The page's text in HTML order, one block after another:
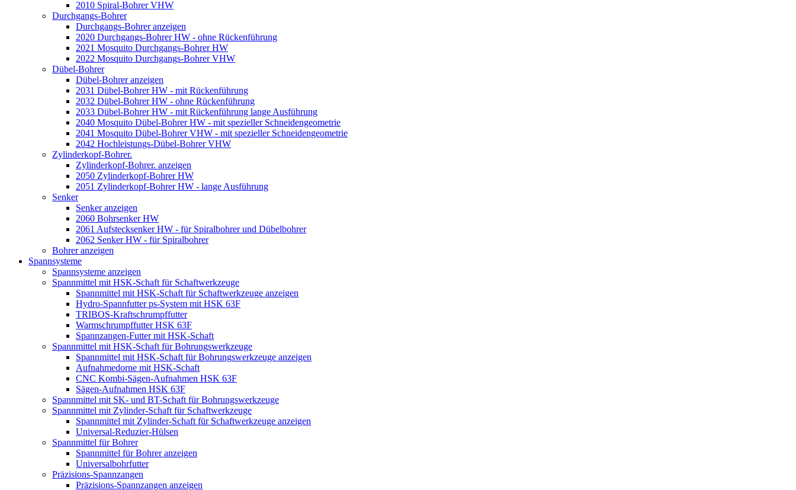
2010 Spiral-Bohrer VHW
Durchgangs-Bohrer
Durchgangs-Bohrer anzeigen
2020 Durchgangs-Bohrer HW - ohne Rückenführung
2021 Mosquito Durchgangs-Bohrer HW
2022 Mosquito Durchgangs-Bohrer VHW
Dübel-Bohrer
Dübel-Bohrer anzeigen
2031 Dübel-Bohrer HW - mit Rückenführung
2032 Dübel-Bohrer HW - ohne Rückenführung
2033 Dübel-Bohrer HW - mit Rückenführung lange Ausführung
2040 Mosquito Dübel-Bohrer HW - mit spezieller Schneidengeometrie
2041 Mosquito Dübel-Bohrer VHW - mit spezieller Schneidengeometrie
2042 Hochleistungs-Dübel-Bohrer VHW
Zylinderkopf-Bohrer.
Zylinderkopf-Bohrer. anzeigen
2050 Zylinderkopf-Bohrer HW
2051 Zylinderkopf-Bohrer HW - lange Ausführung
Senker
Senker anzeigen
2060 Bohrsenker HW
2061 Aufstecksenker HW - für Spiralbohrer und Dübelbohrer
2062 Senker HW - für Spiralbohrer
Bohrer anzeigen
Spannsysteme
Spannsysteme anzeigen
Spannmittel mit HSK-Schaft für Schaftwerkzeuge
Spannmittel mit HSK-Schaft für Schaftwerkzeuge anzeigen
Hydro-Spannfutter ps-System mit HSK 63F
TRIBOS-Kraftschrumpffutter
Warmschrumpffutter HSK 63F
Spannzangen-Futter mit HSK-Schaft
Spannmittel mit HSK-Schaft für Bohrungswerkzeuge
Spannmittel mit HSK-Schaft für Bohrungswerkzeuge anzeigen
Aufnahmedorne mit HSK-Schaft
CNC Kombi-Sägen-Aufnahmen HSK 63F
Sägen-Aufnahmen HSK 63F
Spannmittel mit SK- und BT-Schaft für Bohrungswerkzeuge
Spannmittel mit Zylinder-Schaft für Schaftwerkzeuge
Spannmittel mit Zylinder-Schaft für Schaftwerkzeuge anzeigen
Universal-Reduzier-Hülsen
Spannmittel für Bohrer
Spannmittel für Bohrer anzeigen
Universalbohrfutter
Präzisions-Spannzangen
Präzisions-Spannzangen anzeigen